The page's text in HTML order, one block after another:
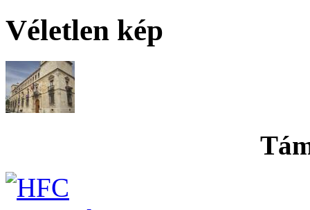
Véletlen kép